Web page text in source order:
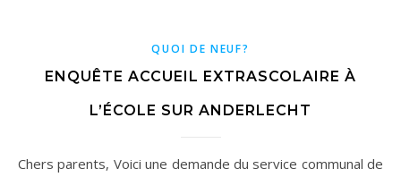
QUOI DE NEUF?
ENQUÊTE ACCUEIL EXTRASCOLAIRE À
L’ÉCOLE SUR ANDERLECHT
Chers parents, Voici une demande du service communal de